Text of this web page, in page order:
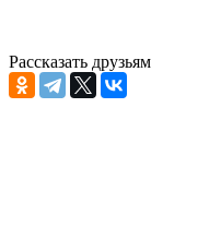
Рассказать друзьям